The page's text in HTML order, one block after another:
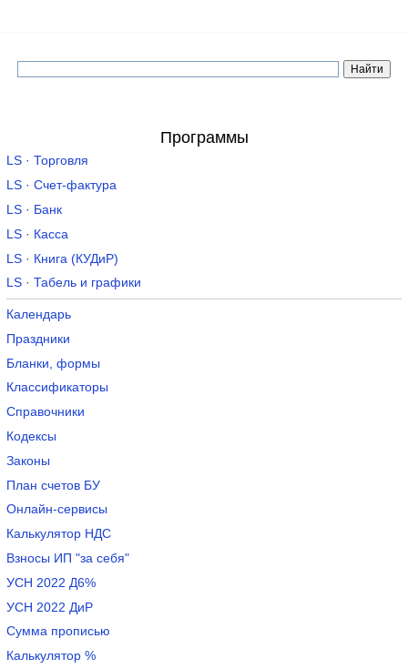
Программы
LS · Торговля
LS · Счет-фактура
LS · Банк
LS · Касса
LS · Книга (КУДиР)
LS · Табель и графики
Календарь
Праздники
Бланки, формы
Классификаторы
Справочники
Кодексы
Законы
План счетов БУ
Онлайн-сервисы
Калькулятор НДС
Взносы ИП "за себя"
УСН 2022 Д6%
УСН 2022 ДиР
Сумма прописью
Калькулятор %